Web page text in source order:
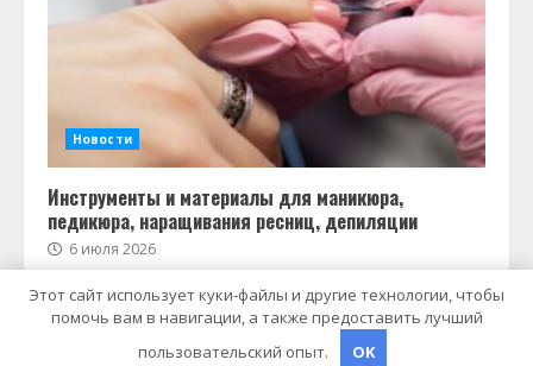
Новости
Инструменты и материалы для маникюра,
педикюра, наращивания ресниц, депиляции
6 июля 2026
Copyright © Все права защищены.|MoreNews
Этот сайт использует куки-файлы и другие технологии, чтобы
помочь вам в навигации, а также предоставить лучший
пользовательский опыт.
OK